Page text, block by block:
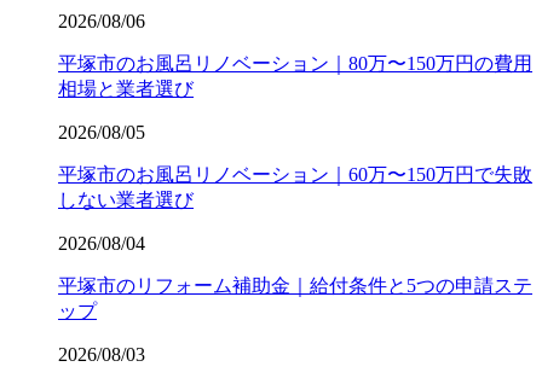
2026/08/06
平塚市のお風呂リノベーション｜80万〜150万円の費用
相場と業者選び
2026/08/05
平塚市のお風呂リノベーション｜60万〜150万円で失敗
しない業者選び
2026/08/04
平塚市のリフォーム補助金｜給付条件と5つの申請ステ
ップ
2026/08/03